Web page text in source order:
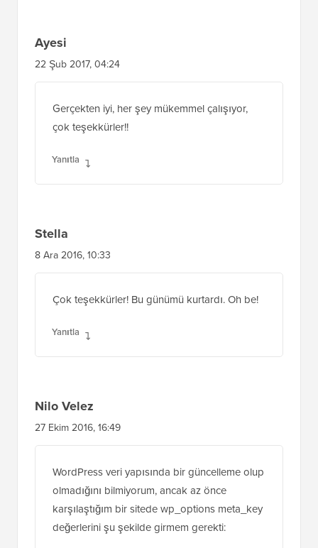
Ayesi
22 Şub 2017, 04:24
Gerçekten iyi, her şey mükemmel çalışıyor,
çok teşekkürler!!
Yanıtla
Stella
8 Ara 2016, 10:33
Çok teşekkürler! Bu günümü kurtardı. Oh be!
Yanıtla
Nilo Velez
27 Ekim 2016, 16:49
WordPress veri yapısında bir güncelleme olup
olmadığını bilmiyorum, ancak az önce
karşılaştığım bir sitede wp_options meta_key
değerlerini şu şekilde girmem gerekti: